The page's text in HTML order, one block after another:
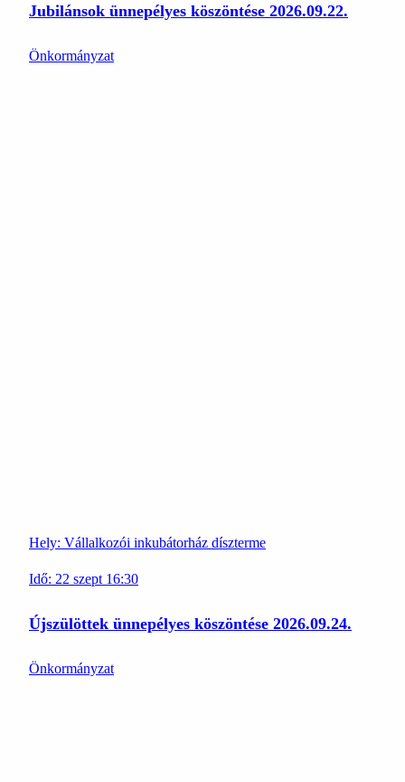
Jubilánsok ünnepélyes köszöntése 2026.09.22.
Önkormányzat
Hely: Vállalkozói inkubátorház díszterme
Idő: 22 szept 16:30
Újszülöttek ünnepélyes köszöntése 2026.09.24.
Önkormányzat